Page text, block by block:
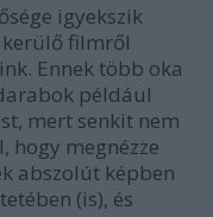
igyekszik
filmről
Ennek több oka
például
mert senkit nem
hogy megnézze
abszolút képben
(is), és